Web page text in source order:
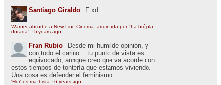
Santiago Giraldo F xd
Warner absorbe a New Line Cinema, arruinada por "La brújula
dorada" · 5 years ago
Fran Rubio
Desde mi humilde opinión, y
con todo el cariño... tu punto de vista es
equivocado, aunque creo que va acorde con
estos tiempos de tontería que estamos viviendo.
Una cosa es defender el feminismo...
'Her' es machista · 6 years ago